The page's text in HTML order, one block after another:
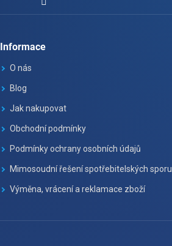
Informace
O nás
Blog
Jak nakupovat
Obchodní podmínky
Podmínky ochrany osobních údajů
Mimosoudní řešení spotřebitelských sporu
Výměna, vrácení a reklamace zboží